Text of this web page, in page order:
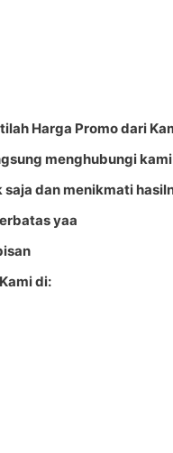
Harga Promo dari
menghubungi
dan menikmati
yaa
di: